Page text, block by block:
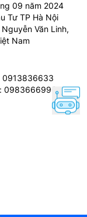
09 năm 2024
Tư TP Hà Nội
Văn Linh,
Nam
0913836633
0983666996